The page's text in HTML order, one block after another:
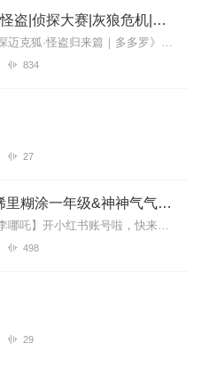
神探迈克狐· 千面怪盗|侦探大赛|灰狼危机|多多罗
新专辑点击收听《神探迈克狐·怪盗归来篇｜多多罗》！！！>>>点击进入主播橱窗购买《神探迈克狐》系列图书吧!<<<多多罗故事【点击前往】收听多多罗其他好玩有趣的故...
834
27
李哪吒上学记｜稀里糊涂一年级&神神气气二年级
其他互动【东海小学李哪吒】开小红书账号啦，快来关注和李哪吒成为好朋友！有机会免费领儿童会员、官方周边！【点击加入】东海小学广播站圈子，更多互动！李哪吒全新冒险番...
498
29